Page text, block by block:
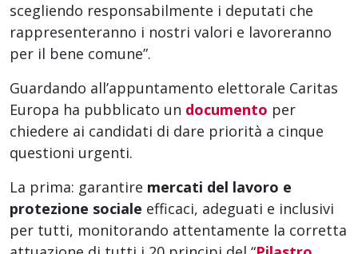
scegliendo responsabilmente i deputati che
rappresenteranno i nostri valori e lavoreranno
per il bene comune”.
Guardando all’appuntamento elettorale Caritas
Europa ha pubblicato un documento per
chiedere ai candidati di dare priorità a cinque
questioni urgenti.
La prima: garantire mercati del lavoro e
protezione sociale efficaci, adeguati e inclusivi
per tutti, monitorando attentamente la corretta